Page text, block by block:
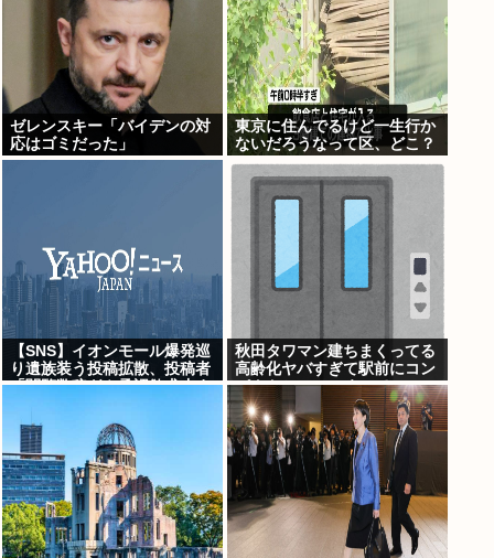
ゼレンスキー「バイデンの対
応はゴミだった」
東京に住んでるけど一生行か
ないだろうなって区、どこ？
【SNS】イオンモール爆発巡
り遺族装う投稿拡散、投稿者
「閲覧数稼ぎや承認欲求止ま
秋田タワマン建ちまくってる
高齢化ヤバすぎて駅前にコン
パクトシティつくって...